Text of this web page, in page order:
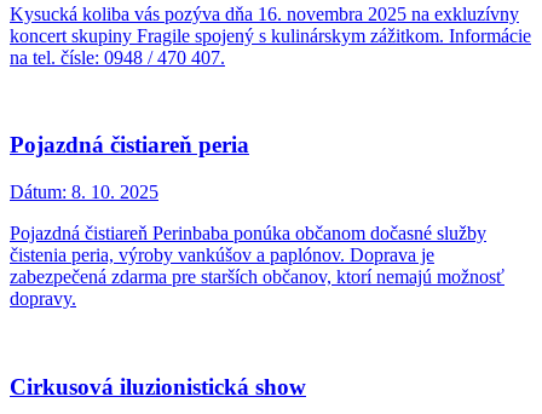
Kysucká koliba vás pozýva dňa 16. novembra 2025 na exkluzívny
koncert skupiny Fragile spojený s kulinárskym zážitkom. Informácie
na tel. čísle: 0948 / 470 407.
Pojazdná čistiareň peria
Dátum: 8. 10. 2025
Pojazdná čistiareň Perinbaba ponúka občanom dočasné služby
čistenia peria, výroby vankúšov a paplónov. Doprava je
zabezpečená zdarma pre starších občanov, ktorí nemajú možnosť
dopravy.
Cirkusová iluzionistická show